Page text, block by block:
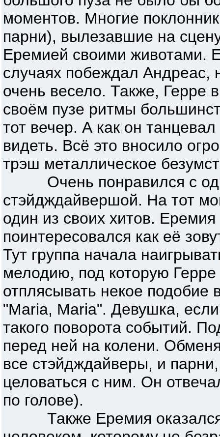
моментов. Многие
парни), вылезавшие на
Еремией своими животами.
случаях побеждал Андреас,
очень весело. Также, Герре
своём пузе ритмы
тот вечер. А как он
видеть. Всё это вносило
трэш металлическое
Очень понравился с
стэйдждайвершой. На тот
один из своих хитов.
поинтересовался как её
Тут группа начала
мелодию, под которую
отплясывать некое подобие
"Maria, Maria". Девушка,
такого поворота событий.
перед ней на колени.
все стэйдждайверы, и
целоваться с ним. Он
по голове).
Также Еремия оказался